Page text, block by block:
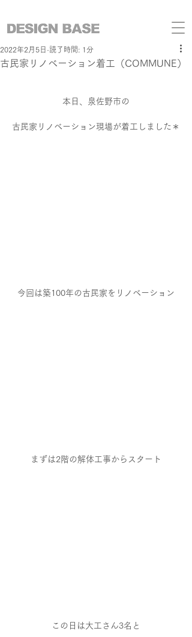
古民家リノベーション着工（COMMUNE）
2022年2月5日 読了時間: 1分
本日、泉佐野市の
古民家リノベーション現場が着工しました＊
今回は築100年の古民家をリノベーション
まずは2階の解体工事からスタート
この日は大工さん3名と